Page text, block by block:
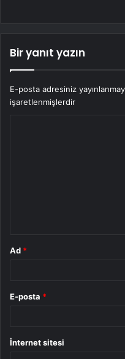
Bir yanıt yazın
E-posta adresiniz
işaretlenmişlerdir
Ad *
E-posta *
İnternet sitesi